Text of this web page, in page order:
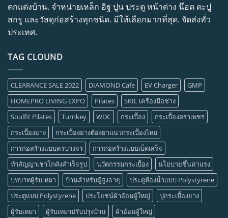
ตกแต่งบ้าน. จำหน่ายเหล็ก อิฐ ปูน ประตู หน้าต่าง น๊อต ตะปู
สกรู และวัสดุก่อสร้างทุกชนิด. มีให้เลือกมากที่สุด. จัดส่งทั่ว
ประเทศ.
TAG CLOUND
CLEARANCE SALE 2022 DIAMOND Cafe EV Charger
GMP
HOMEPRO LIVING EXPO
Pilates
SKIL เครื่องมือช่าง
Soulfit Pilates
Turnkey WDC กระเบื้อง
กระเบื้องตราเพชร
กระเบื้องยาง
กระเบื้องยางต้องยาแนวกระเบื้องไหม
การก่อสร้างแบบครบวงจร
การก่อสร้างแบบเบ็ดเสร็จ
ทำสัญญาเช่าโกดังสำเร็จรูป
นวัตกรรมกระเบื้อง
นโยบายขึ้นค่าแรง
บทบาทผู้รับเหมา
บ้านสำหรับผู้สูงอายุ
ประตูห้องน้ำแบบ Polystyrene
ประตูแบบ Polystyrene
ประโยชน์ผ้าอ้อมผู้ใหญ่
ปูกระเบื้องยาง
ผู้รับเหมา
ผู้รับเหมาปรับปรุงบ้าน
ผ้าอ้อมผู้ใหญ่